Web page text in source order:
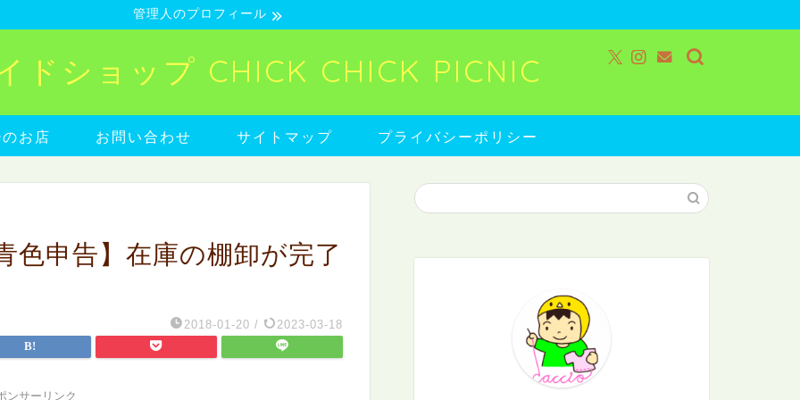
管理人のプロフィール
ドショップ CHICK CHICK PICNIC
お店 お問い合わせ サイトマップ プライバシーポリシー
色申告】在庫の棚卸が完了
2018-01-20 / 2023-03-18
ンサーリンク